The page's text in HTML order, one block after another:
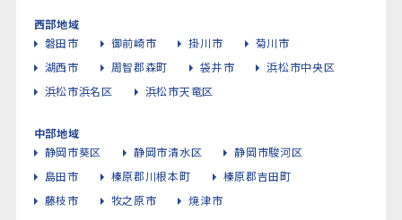
西部地域
磐田市
御前崎市 掛川市
菊川市
湖西市
周智郡森町 袋井市
浜松市中央区
浜松市浜名区
浜松市天竜区
中部地域
静岡市葵区
静岡市清水区
静岡市駿河区
島田市
榛原郡川根本町
榛原郡吉田町
藤枝市
牧之原市 焼津市